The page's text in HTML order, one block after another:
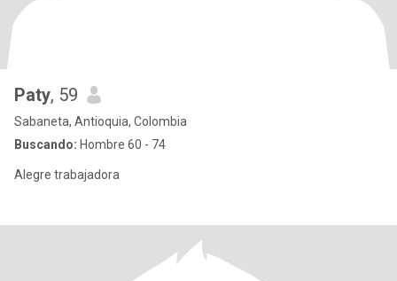
Paty, 59
Sabaneta, Antioquia, Colombia
Buscando: Hombre 60 - 74
Alegre trabajadora